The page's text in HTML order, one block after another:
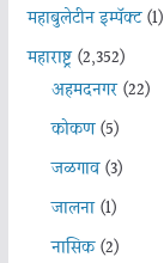
महाबुलेटीन इम्पॅक्ट(1)
महाराष्ट्र(2,352)
अहमदनगर(22)
कोकण(5)
जळगाव(3)
जालना(1)
नासिक(2)